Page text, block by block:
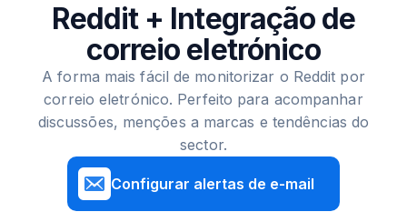
Reddit + Integração de
correio eletrónico
A forma mais fácil de monitorizar o Reddit por
correio eletrónico. Perfeito para acompanhar
discussões, menções a marcas e tendências do
sector.
Configurar alertas de e-mail